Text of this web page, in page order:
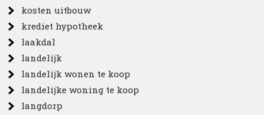
kosten uitbouw
krediet hypotheek
laakdal
landelijk
landelijk wonen te koop
landelijke woning te koop
langdorp